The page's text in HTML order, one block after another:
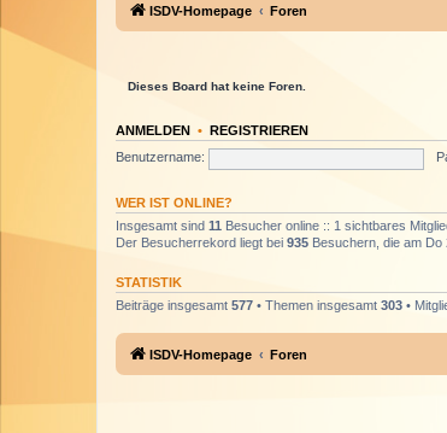
ISDV-Homepage Foren
Dieses Board hat keine Foren.
ANMELDEN • REGISTRIEREN
Benutzername:
WER IST ONLINE?
Insgesamt sind 11 Besucher online :: 1 sichtbares
Der Besucherrekord liegt bei 935 Besuchern, die am Do
STATISTIK
Beiträge insgesamt 577 • Themen insgesamt 303 •
ISDV-Homepage Foren